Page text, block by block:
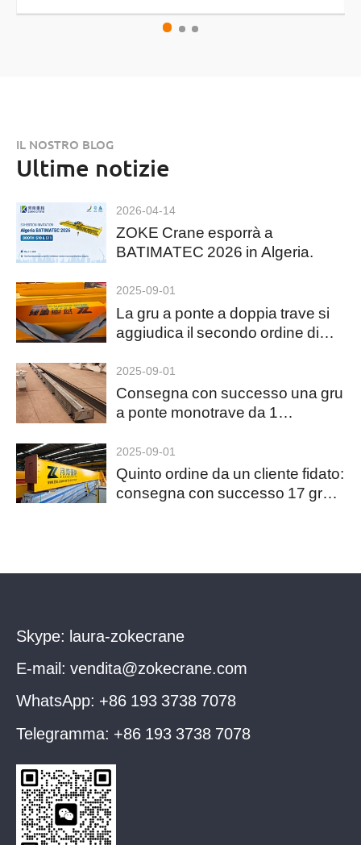
IL NOSTRO BLOG
Ultime notizie
2026-04-14
ZOKE Crane esporrà a
BATIMATEC 2026 in Algeria.
2025-09-01
La gru a ponte a doppia trave si
aggiudica il secondo ordine di
2025-09-01
Consegna con successo una gru
a ponte monotrave da 1
2025-09-01
Quinto ordine da un cliente fidato:
consegna con successo 17 gru a
Skype: laura-zokecrane
E-mail: vendita@zokecrane.com
WhatsApp: +86 193 3738 7078
Telegramma: +86 193 3738 7078